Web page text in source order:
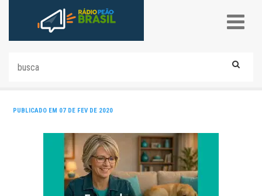
PUBLICADO EM 07 DE FEV DE 2020